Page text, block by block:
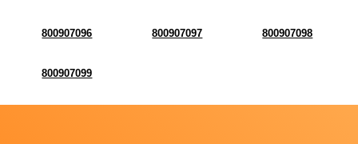
800907096 800907097 800907098
800907099